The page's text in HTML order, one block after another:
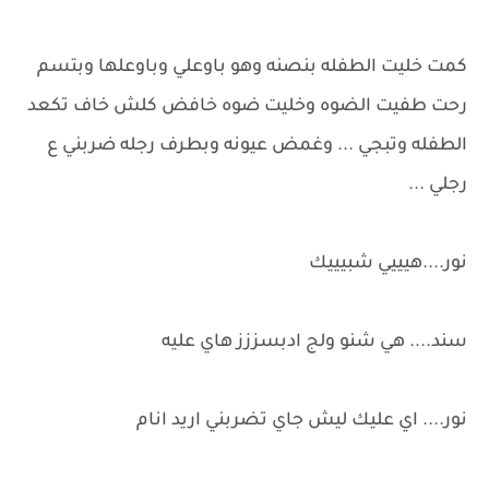
كمت خليت الطفله بنصنه وهو باوعلي وباوعلها وبتسم
رحت طفيت الضوه وخليت ضوه خافض كلش خاف تكعد
الطفله وتبجي ... وغمض عيونه وبطرف رجله ضربني ع
رجلي ...
نور....هيييي شبيييك
سند.... هي شنو ولج ادبسززز هاي عليه
نور.... اي عليك ليش جاي تضربني اريد انام